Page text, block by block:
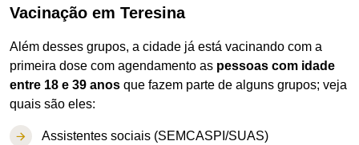
Vacinação em Teresina
Além desses grupos, a cidade já está vacinando com a
primeira dose com agendamento as pessoas com idade
entre 18 e 39 anos que fazem parte de alguns grupos; veja
quais são eles:
Assistentes sociais (SEMCASPI/SUAS)